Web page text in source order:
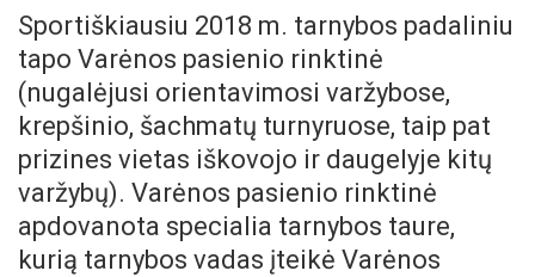
Sportiškiausiu 2018 m. tarnybos padaliniu
tapo Varėnos pasienio rinktinė
(nugalėjusi orientavimosi varžybose,
krepšinio, šachmatų turnyruose, taip pat
prizines vietas iškovojo ir daugelyje kitų
varžybų). Varėnos pasienio rinktinė
apdovanota specialia tarnybos taure,
kurią tarnybos vadas įteikė Varėnos